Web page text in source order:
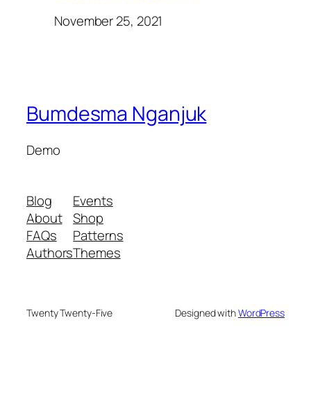
November 25, 2021
Bumdesma Nganjuk
Demo
Blog
About
FAQs
Authors
Events
Shop
Patterns
Themes
Twenty Twenty-Five Designed withWordPress